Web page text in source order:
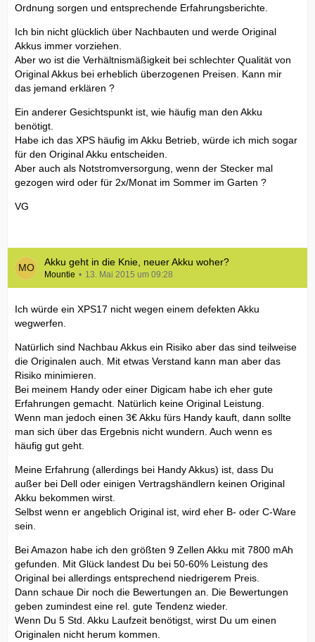
Ordnung sorgen und entsprechende Erfahrungsberichte.
Ich bin nicht glücklich über Nachbauten und werde Original
Akkus immer vorziehen.
Aber wo ist die Verhältnismäßigkeit bei schlechter Qualität von
Original Akkus bei erheblich überzogenen Preisen. Kann mir
das jemand erklären ?
Ein anderer Gesichtspunkt ist, wie häufig man den Akku
benötigt.
Habe ich das XPS häufig im Akku Betrieb, würde ich mich sogar
für den Original Akku entscheiden.
Aber auch als Notstromversorgung, wenn der Stecker mal
gezogen wird oder für 2x/Monat im Sommer im Garten ?
VG
Akku geht in die Knie, neuer Akku woher?
Mountie 13. Mai 2015 um 09:28
Ich würde ein XPS17 nicht wegen einem defekten Akku
wegwerfen.
Natürlich sind Nachbau Akkus ein Risiko aber das sind teilweise
die Originalen auch. Mit etwas Verstand kann man aber das
Risiko minimieren.
Bei meinem Handy oder einer Digicam habe ich eher gute
Erfahrungen gemacht. Natürlich keine Original Leistung.
Wenn man jedoch einen 3€ Akku fürs Handy kauft, dann sollte
man sich über das Ergebnis nicht wundern. Auch wenn es
häufig gut geht.
Meine Erfahrung (allerdings bei Handy Akkus) ist, dass Du
außer bei Dell oder einigen Vertragshändlern keinen Original
Akku bekommen wirst.
Selbst wenn er angeblich Original ist, wird eher B- oder C-Ware
sein.
Bei Amazon habe ich den größten 9 Zellen Akku mit 7800 mAh
gefunden. Mit Glück landest Du bei 50-60% Leistung des
Original bei allerdings entsprechend niedrigerem Preis.
Dann schaue Dir noch die Bewertungen an. Die Bewertungen
geben zumindest eine rel. gute Tendenz wieder.
Wenn Du 5 Std. Akku Laufzeit benötigst, wirst Du um einen
Originalen nicht herum kommen.